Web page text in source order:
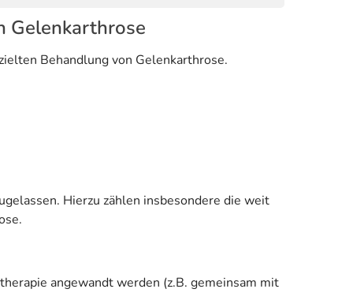
Gelenkarthrose
Behandlung von Gelenkarthrose.
Hierzu zählen insbesondere die weit
angewandt werden (z.B. gemeinsam mit